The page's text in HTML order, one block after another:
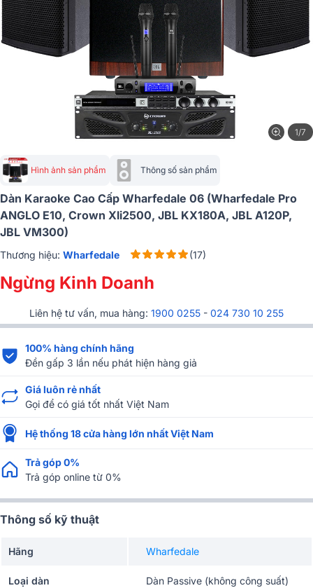
1/7
Hình ảnh sản phẩm Thông số sản phẩm
Dàn Karaoke Cao Cấp Wharfedale 06 (Wharfedale Pro
ANGLO E10, Crown Xli2500, JBL KX180A, JBL A120P,
JBL VM300)
Thương hiệu: Wharfedale (17)
Ngừng Kinh Doanh
Liên hệ tư vấn, mua hàng: 1900 0255 - 024 730 10 255
100% hàng chính hãng
Đền gấp 3 lần nếu phát hiện hàng giả
Giá luôn rẻ nhất
Gọi để có giá tốt nhất Việt Nam
Hệ thống 18 cửa hàng lớn nhất Việt Nam
Trả góp 0%
Trả góp online từ 0%
Thông số kỹ thuật
Hãng Wharfedale
Loại dàn Dàn Passive (không công suất)